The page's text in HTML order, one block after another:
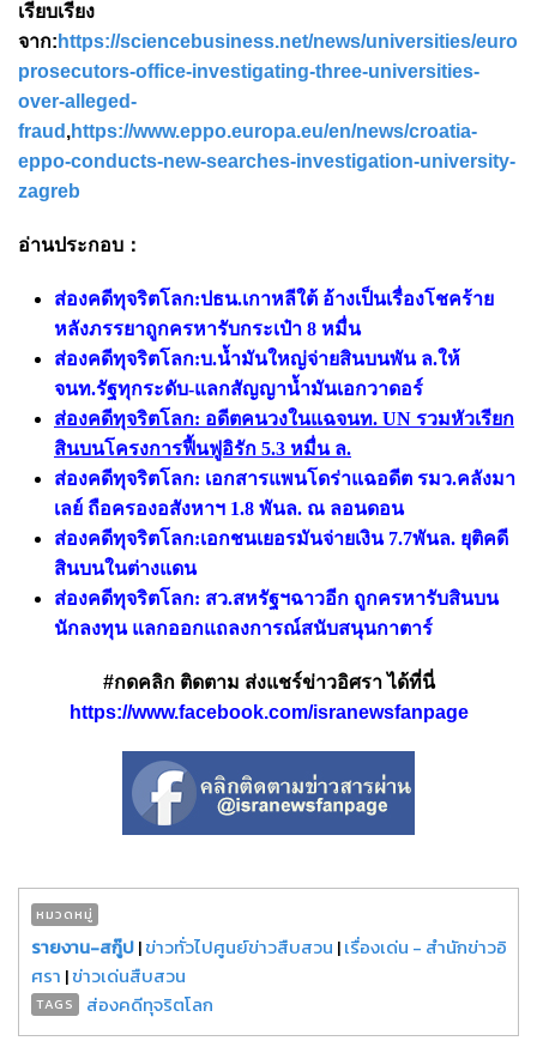
เรียบเรียง
จาก: https://sciencebusiness.net/news/universities/
prosecutors-office-investigating-three-universities-
over-alleged-
fraud ,https://www.eppo.europa.eu/en/news/croatia-
eppo-conducts-new-searches-investigation-university-
zagreb
อ่านประกอบ：
ส่องคดีทุจริตโลก:ปธน.เกาหลีใต้ อ้างเป็นเรื่องโชคร้าย
หลังภรรยาถูกครหารับกระเป๋า 8 หมื่น
ส่องคดีทุจริตโลก:บ.น้ำมันใหญ่จ่ายสินบนพัน ล.ให้
จนท.รัฐทุกระดับ-แลกสัญญาน้ำมันเอกวาดอร์
ส่องคดีทุจริตโลก: อดีตคนวงในแฉจนท. UN รวมหัวเรียก
สินบนโครงการฟื้นฟูอิรัก 5.3 หมื่น ล.
ส่องคดีทุจริตโลก: เอกสารแพนโดร่าแฉอดีต รมว.คลังมา
เลย์ ถือครองอสังหาฯ 1.8 พันล. ณ ลอนดอน
ส่องคดีทุจริตโลก:เอกชนเยอรมันจ่ายเงิน 7.7พันล. ยุติคดี
สินบนในต่างแดน
ส่องคดีทุจริตโลก: สว.สหรัฐฯฉาวอีก ถูกครหารับสินบน
นักลงทุน แลกออกแถลงการณ์สนับสนุนกาตาร์
#กดคลิก ติดตาม ส่งแชร์ข่าวอิศรา ได้ที่นี่
https://www.facebook.com/isranewsfanpage
หมวดหมู่
รายงาน-สกู๊ป|ข่าวทั่วไปศูนย์ข่าวสืบสวน |เรื่องเด่น - สำนักข่าวอิ
ศรา |ข่าวเด่นสืบสวน
TAGS ส่องคดีทุจริตโลก